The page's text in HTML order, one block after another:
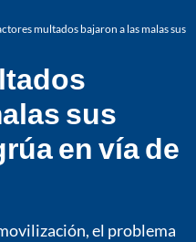
multados bajaron a las malas sus
sus
en vía de
el problema